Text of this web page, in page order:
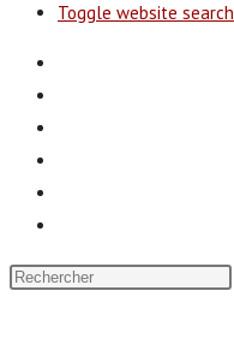
Toggle website search